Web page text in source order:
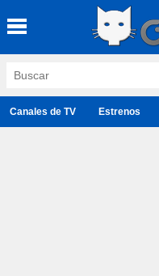
Canales de TV Estrenos